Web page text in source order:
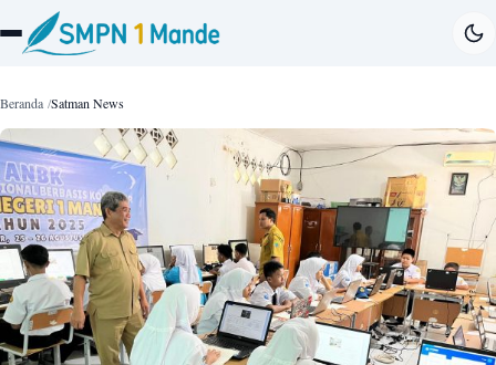
Beranda Satman News